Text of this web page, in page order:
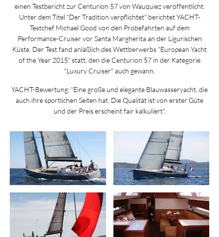
einen Testbericht zur Centurion 57 von Wauquiez veröffentlicht.
Unter dem Titel "Der Tradition verpflichtet" berichtet YACHT-
Testchef Michael Good von den Probefahrten auf dem
Performance-Cruiser vor Santa Margherita an der Ligurischen
Küste. Der Test fand anläßlich des Wettberwerbs "European Yacht
of the Year 2015" statt, den die Centurion 57 in der Kategorie
"Luxury Cruiser" auch gewann.
YACHT-Bewertung: "Eine große und elegante Blauwasseryacht, die
auch ihre sportlichen Seiten hat. Die Qualität ist von erster Güte
und der Preis erscheint fair kalkuliert".